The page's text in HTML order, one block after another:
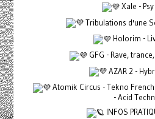
Xale - Psy
Tribulations d'une
Holorim -
GFG - Rave,
AZAR 2 -
Atomik Circus - Tekno
- Acid
INFOS